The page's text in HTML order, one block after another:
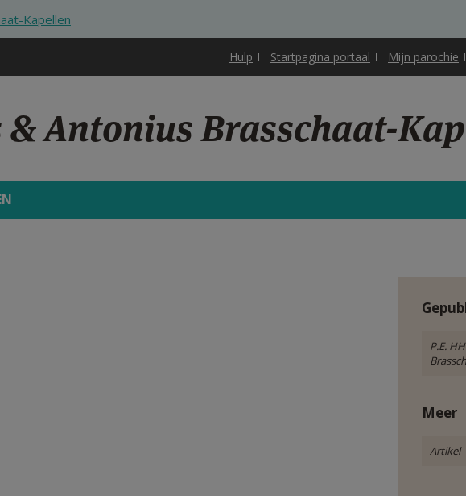
Kapellen
Hulp Startpagina portaal Mijn parochie
& Antonius Brasschaat-
P.E.
Meer
Artikel